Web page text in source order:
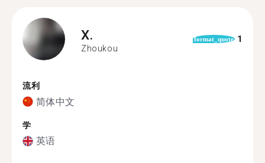
X.
Zhoukou
format_quote 1
流利
简体中文
学
英语